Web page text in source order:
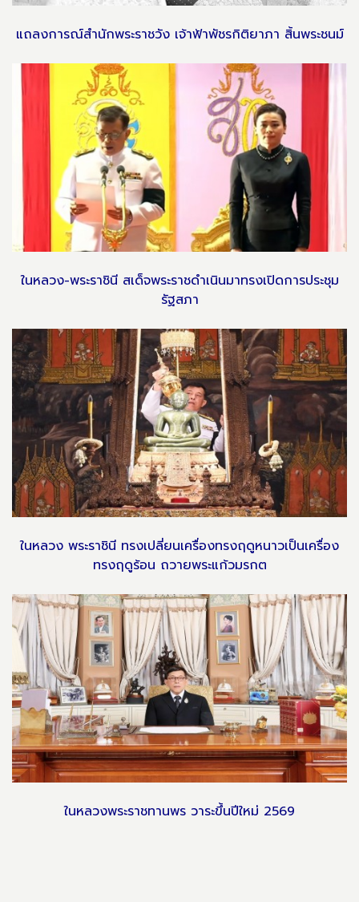
แถลงการณ์สำนักพระราชวัง เจ้าฟ้าพัชรกิติยาภา สิ้นพระชนม์
ในหลวง-พระราชินี สเด็จพระราชดำเนินมาทรงเปิดการประชุม
รัฐสภา
ในหลวง พระราชินี ทรงเปลี่ยนเครื่องทรงฤดูหนาวเป็นเครื่อง
ทรงฤดูร้อน ถวายพระแก้วมรกต
ในหลวงพระราชทานพร วาระขึ้นปีใหม่ 2569